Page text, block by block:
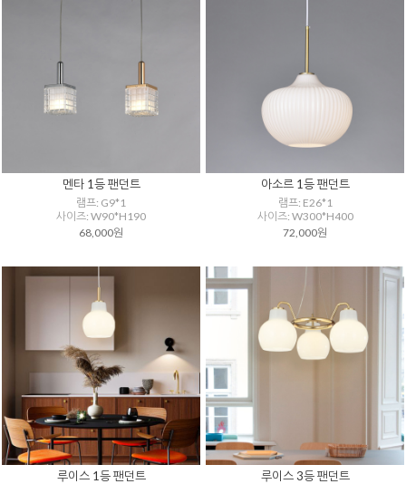
멘타 1등 팬던트
램프: G9*1
사이즈: W90*H190
68,000원
아소르 1등 팬던트
램프: E26*1
사이즈: W300*H400
72,000원
루이스 1등 팬던트 루이스 3등 팬던트